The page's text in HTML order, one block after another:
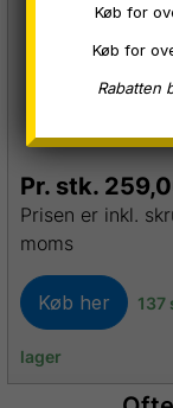
Pr. stk.
Prisen er inkl.
moms
Køb her 137
lager
Køb for
Køb for
Rabatten